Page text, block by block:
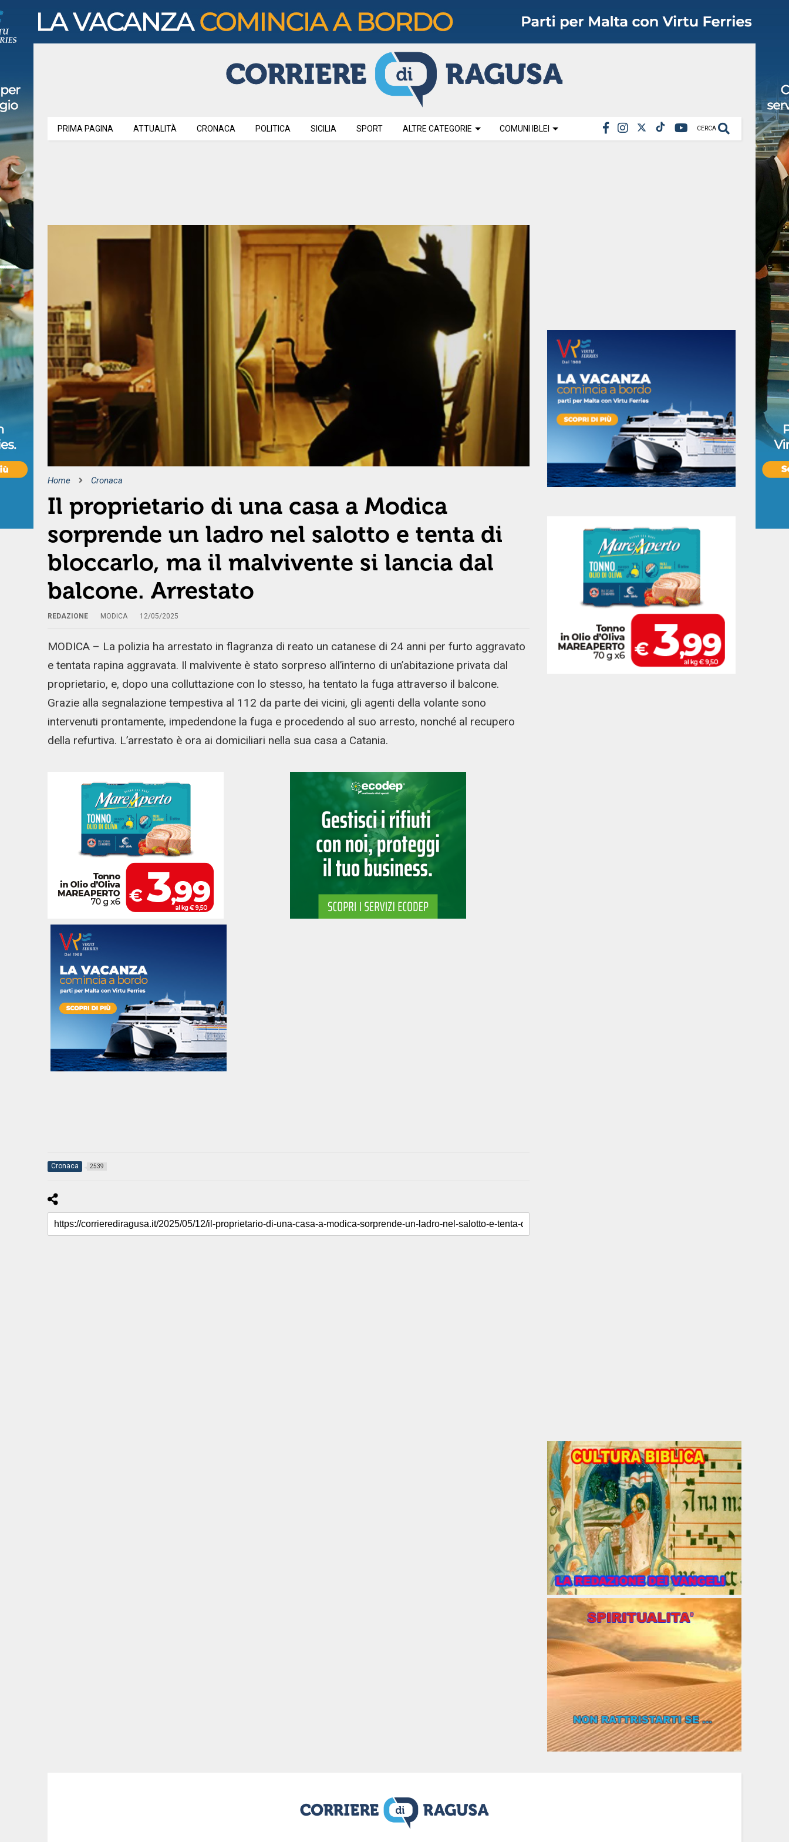
CERCA
PRIMA PAGINA ATTUALITÀ CRONACA POLITICA SICILIA SPORT ALTRE CATEGORIE COMUNI IBLEI
Home Cronaca
Il proprietario di una casa a Modica
sorprende un ladro nel salotto e tenta di
bloccarlo, ma il malvivente si lancia dal
balcone. Arrestato
REDAZIONE MODICA 12/05/2025
MODICA – La polizia ha arrestato in flagranza di reato un catanese di 24 anni per furto aggravato
e tentata rapina aggravata. Il malvivente è stato sorpreso all’interno di un’abitazione privata dal
proprietario, e, dopo una colluttazione con lo stesso, ha tentato la fuga attraverso il balcone.
Grazie alla segnalazione tempestiva al 112 da parte dei vicini, gli agenti della volante sono
intervenuti prontamente, impedendone la fuga e procedendo al suo arresto, nonché al recupero
della refurtiva. L’arrestato è ora ai domiciliari nella sua casa a Catania.
Cronaca 2539